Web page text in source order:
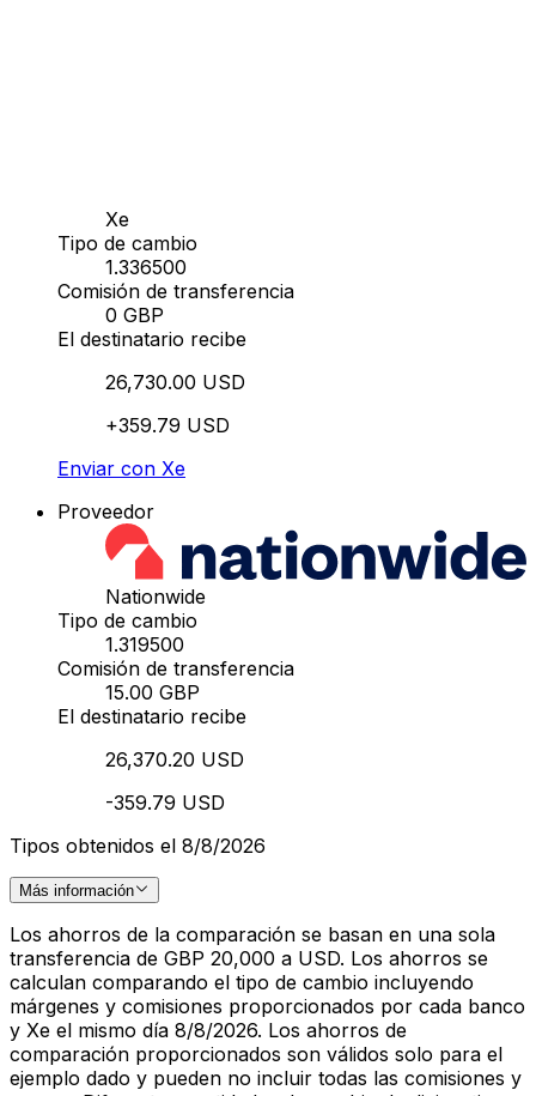
Xe
Tipo de cambio
1.336500
Comisión de transferencia
0 GBP
El destinatario recibe
26,730.00 USD
+359.79 USD
Enviar con Xe
Proveedor
Nationwide
Tipo de cambio
1.319500
Comisión de transferencia
15.00 GBP
El destinatario recibe
26,370.20 USD
-359.79 USD
Tipos obtenidos el 8/8/2026
Más información
Los ahorros de la comparación se basan en una sola
transferencia de GBP 20,000 a USD. Los ahorros se
calculan comparando el tipo de cambio incluyendo
márgenes y comisiones proporcionados por cada banco
y Xe el mismo día 8/8/2026. Los ahorros de
comparación proporcionados son válidos solo para el
ejemplo dado y pueden no incluir todas las comisiones y